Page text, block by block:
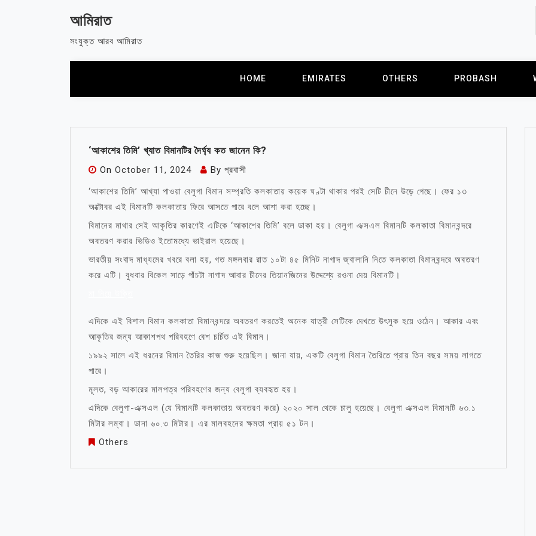
আমিরাত
সংযুক্ত আরব আমিরাত
HOME EMIRATES OTHERS PROBASH
‘আকাশের তিমি’ খ্যাত বিমানটির দৈর্ঘ্য কত জানেন কি?
On October 11, 2024 By প্রবাসী
‘আকাশের তিমি’ আখ্যা পাওয়া বেলুগা বিমান সম্প্রতি কলকাতায় কয়েক ঘণ্টা থাকার পরই সেটি চীনে উড়ে গেছে। ফের ১৩
অক্টোবর এই বিমানটি কলকাতায় ফিরে আসতে পারে বলে আশা করা হচ্ছে।
বিমানের মাথার সেই আকৃতির কারণেই এটিকে ‘আকাশের তিমি’ বলে ডাকা হয়। বেলুগা এক্সএল বিমানটি কলকাতা বিমানবন্দরে
অবতরণ করার ভিডিও ইতোমধ্যে ভাইরাল হয়েছে।
ভারতীয় সংবাদ মাধ্যমের খবরে বলা হয়, গত মঙ্গলবার রাত ১০টা ৪৫ মিনিট নাগাদ জ্বালানি নিতে কলকাতা বিমানবন্দরে অবতরণ
করে এটি। বুধবার বিকেল সাড়ে পাঁচটা নাগাদ আবার চীনের তিয়ানজিনের উদ্দেশ্যে রওনা দেয় বিমানটি।
এদিকে এই বিশাল বিমান কলকাতা বিমানবন্দরে অবতরণ করতেই অনেক যাত্রী সেটিকে দেখতে উৎসুক হয়ে ওঠেন। আকার এবং
আকৃতির জন্য আকাশপথ পরিবহণে বেশ চর্চিত এই বিমান।
১৯৯২ সালে এই ধরনের বিমান তৈরির কাজ শুরু হয়েছিল। জানা যায়, একটি বেলুগা বিমান তৈরিতে প্রায় তিন বছর সময় লাগতে
পারে।
মূলত, বড় আকারের মালপত্র পরিবহণের জন্য বেলুগা ব্যবহৃত হয়।
এদিকে বেলুগা-এক্সএল (যে বিমানটি কলকাতায় অবতরণ করে) ২০২০ সাল থেকে চালু হয়েছে। বেলুগা এক্সএল বিমানটি ৬৩.১
মিটার লম্বা। ডানা ৬০.৩ মিটার। এর মালবহনের ক্ষমতা প্রায় ৫১ টন।
Others